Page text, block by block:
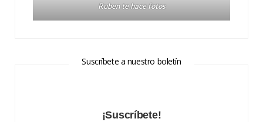
Ruben te hace fotos
Suscríbete a nuestro boletín
¡Suscríbete!